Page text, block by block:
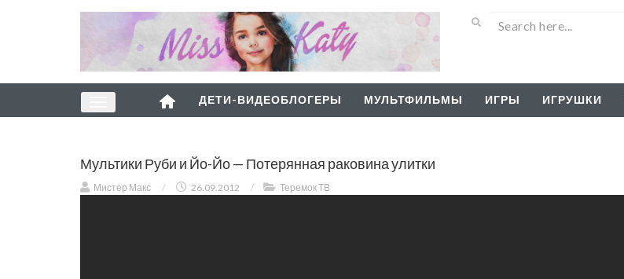
ДЕТИ-ВИДЕОБЛОГЕРЫ МУЛЬТФИЛЬМЫ ИГРЫ ИГРУШКИ
Мультики Руби и Йо-Йо — Потерянная раковина улитки
Мистер Макс / 26.09.2012 / Теремок ТВ